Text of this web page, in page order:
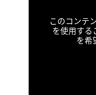
このコンテ
を使用する
を希